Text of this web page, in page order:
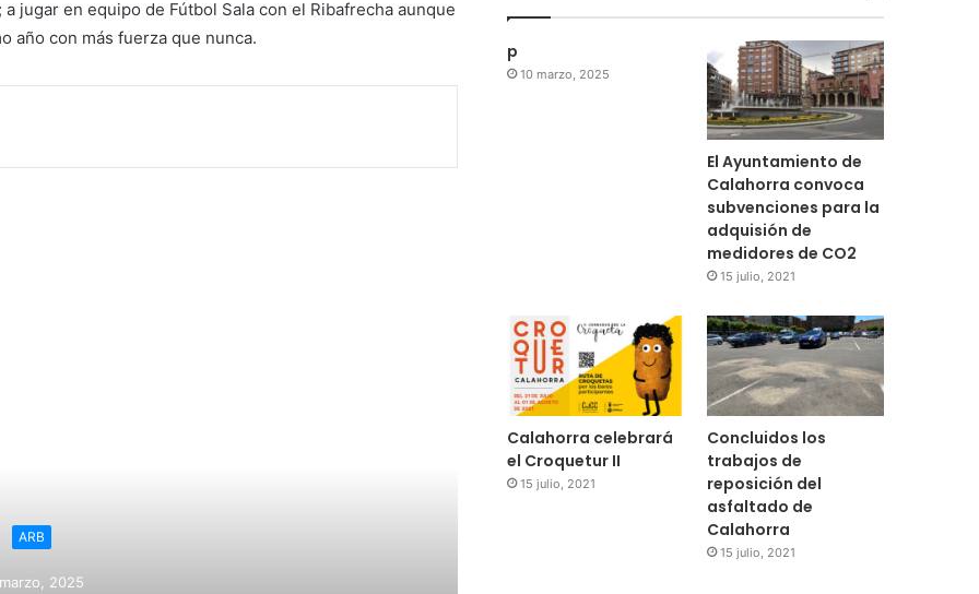
jugar en equipo de Fútbol Sala con el Ribafrecha aunque
año con más fuerza que nunca.
ARB
2025
p
10 marzo, 2025
El Ayuntamiento de
Calahorra convoca
subvenciones para la
adquisión de
medidores de CO2
15 julio, 2021
Calahorra celebrará
el Croquetur II
15 julio, 2021
Concluidos los
trabajos de
reposición del
asfaltado de
Calahorra
15 julio, 2021